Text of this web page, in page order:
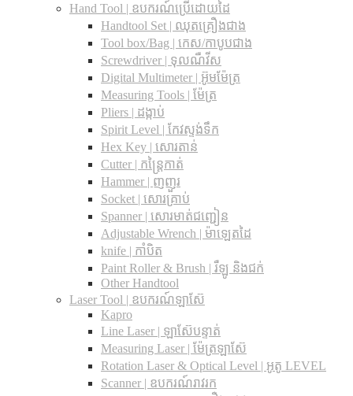
Hand Tool | ឧបករណ៍ប្រើដោយដៃ
Handtool Set | ឈុតគ្រឿងជាង
Tool box/Bag | កេស/កាបូបជាង
Screwdriver | ទុលណឺវីស
Digital Multimeter | អ៊ូមម៉ែត្រ
Measuring Tools | ម៉ែត្រ
Pliers | ដង្កាប់
Spirit Level | កែវស្ទង់ទឹក
Hex Key | សោរតាន់
Cutter | កន្រ្តៃកាត់
Hammer | ញញួរ
Socket | សោរគ្រាប់
Spanner |​ សោរមាត់ជញ្ជៀន
Adjustable Wrench |​ ម៉ាឡេតដៃ
knife | កាំបិត
Paint Roller & Brush | រឺឡូ និងជក់
Other Handtool
Laser Tool | ឧបករណ៍ឡាស៊ែ
Kapro
Line Laser | ឡាស៊ែបន្ទាត់
Measuring Laser | ម៉ែត្រឡាស៊ែ
Rotation Laser & Optical Level | អូតូ LEVEL
Scanner | ឧបករណ៍រាវរក